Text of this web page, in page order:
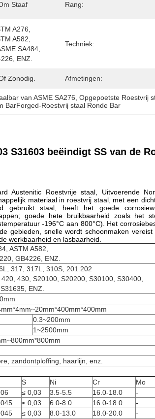
Staaf Rang:
A276,
A582,
SA484,
ENZ.
Techniek:
Zonodig. Afmetingen:
van ASME SA276 , Opgepoetste Roestvrij
BarForged-Roestvrij staal Ronde Bar
S31603 beëindigt SS van de
Austenitic Roestvrije staal, Uitvoerende
materiaal in roestvrij staal, met een
staal, heeft het goede
goede hete bruikbaarheid zoals het
-196°C aan 800°C). Het
gebieden, snelle wordt schoonmaken
werkbaarheid en lasbaarheid.
ASTM A582,
GB4226, ENZ.
317, 317L, 310S, 201.202
430, S20100, S20200, S30100, S30400,
ENZ.
0.3~200mm
1~2500mm
zandontploffing, haarlijn, enz.
S Ni Cr
Mo
≤ 0,03 3.5-5.5 16.0-18.0
-
≤ 0,03 6.0-8.0 16.0-18.0
-
≤ 0,03 8.0-13.0 18.0-20.0
-